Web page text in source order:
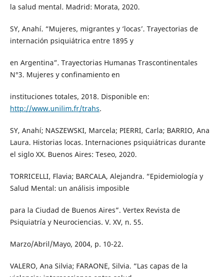
la salud mental. Madrid: Morata, 2020.
SY, Anahí. “Mujeres, migrantes y ‘locas’. Trayectorias de
internación psiquiátrica entre 1895 y
en Argentina”. Trayectorias Humanas Trascontinentales
N°3. Mujeres y confinamiento en
instituciones totales, 2018. Disponible en:
http://www.unilim.fr/trahs.
SY, Anahí; NASZEWSKI, Marcela; PIERRI, Carla; BARRIO, Ana
Laura. Historias locas. Internaciones psiquiátricas durante
el siglo XX. Buenos Aires: Teseo, 2020.
TORRICELLI, Flavia; BARCALA, Alejandra. “Epidemiología y
Salud Mental: un análisis imposible
para la Ciudad de Buenos Aires”. Vertex Revista de
Psiquiatría y Neurociencias. V. XV, n. 55.
Marzo/Abril/Mayo, 2004, p. 10-22.
VALERO, Ana Silvia; FARAONE, Silvia. “Las capas de la